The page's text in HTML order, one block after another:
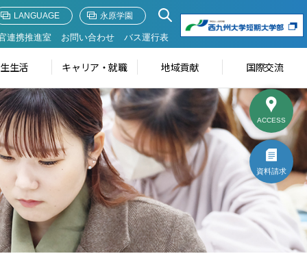
ACCESS
資料請求
連携推進室 お問い合わせ バス運行表
LANGUAGE 永原学園
生活 キャリア・就職 地域貢献 国際交流